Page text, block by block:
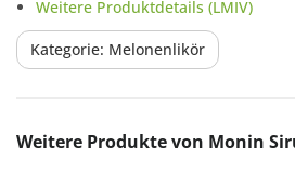
Weitere Produktdetails (LMIV)
Kategorie: Melonenlikör
Produktgalerie überspringen
Weitere Produkte von Monin